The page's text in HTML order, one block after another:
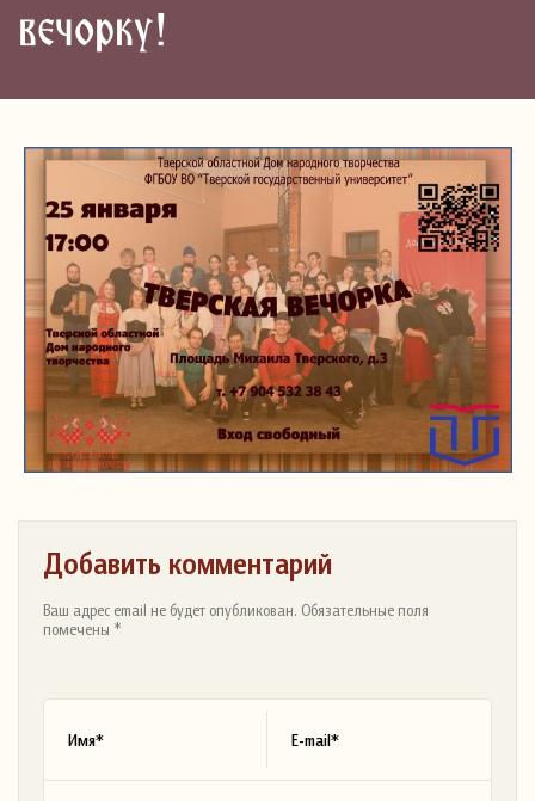
вечорку!
Добавить комментарий
Ваш адрес email не будет опубликован. Обязательные поля
помечены *